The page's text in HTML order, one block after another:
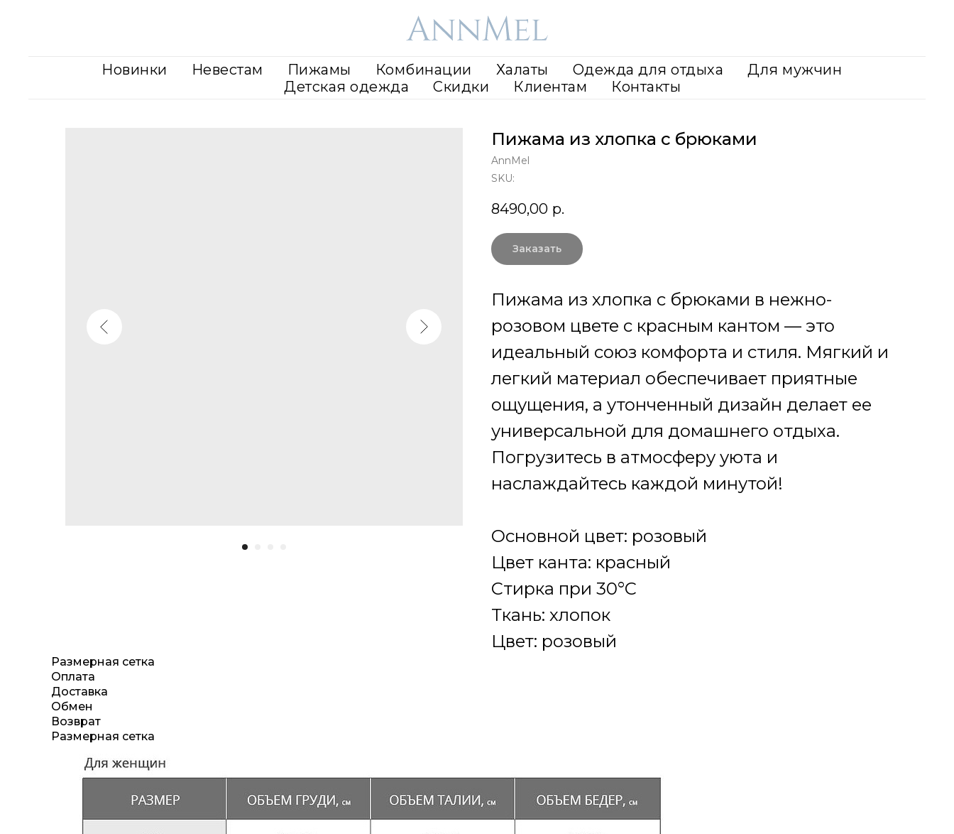
Новинки Невестам Пижамы Комбинации Халаты Одежда для отдыха
Для мужчин
Детская одежда
Скидки Клиентам Контакты
Пижама из хлопка с брюками
AnnMel
SKU:
8490,00 р.
Заказать
Пижама из хлопка с брюками в нежно-
розовом цвете с красным кантом — это
идеальный союз комфорта и стиля. Мягкий и
легкий материал обеспечивает приятные
ощущения, а утонченный дизайн делает ее
универсальной для домашнего отдыха.
Погрузитесь в атмосферу уюта и
наслаждайтесь каждой минутой!
Основной цвет: розовый
Цвет канта: красный
Cтирка при 30°C
Ткань: хлопок
Цвет: розовый
Размерная сетка
Оплата
Доставка
Обмен
Возврат
Размерная сетка